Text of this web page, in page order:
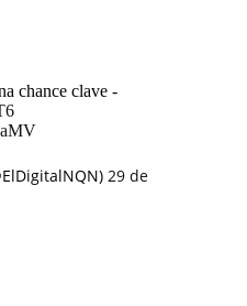
chance clave -
29 de